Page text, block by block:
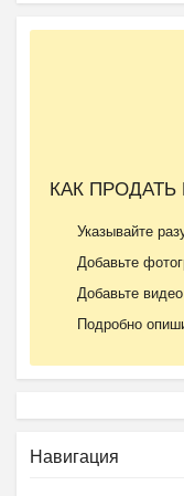
КАК ПРОДАТЬ
Указывайте
Добавьте
Добавьте видео
Подробно
Навигация